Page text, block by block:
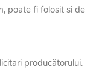
poate fi folosit si de
producătorului.